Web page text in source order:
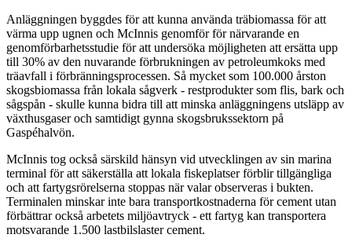
Anläggningen byggdes för att kunna använda träbiomassa för att
värma upp ugnen och McInnis genomför för närvarande en
genomförbarhetsstudie för att undersöka möjligheten att ersätta upp
till 30% av den nuvarande förbrukningen av petroleumkoks med
träavfall i förbränningsprocessen. Så mycket som 100.000 årston
skogsbiomassa från lokala sågverk - restprodukter som flis, bark och
sågspån - skulle kunna bidra till att minska anläggningens utsläpp av
växthusgaser och samtidigt gynna skogsbrukssektorn på
Gaspéhalvön.
McInnis tog också särskild hänsyn vid utvecklingen av sin marina
terminal för att säkerställa att lokala fiskeplatser förblir tillgängliga
och att fartygsrörelserna stoppas när valar observeras i bukten.
Terminalen minskar inte bara transportkostnaderna för cement utan
förbättrar också arbetets miljöavtryck - ett fartyg kan transportera
motsvarande 1.500 lastbilslaster cement.